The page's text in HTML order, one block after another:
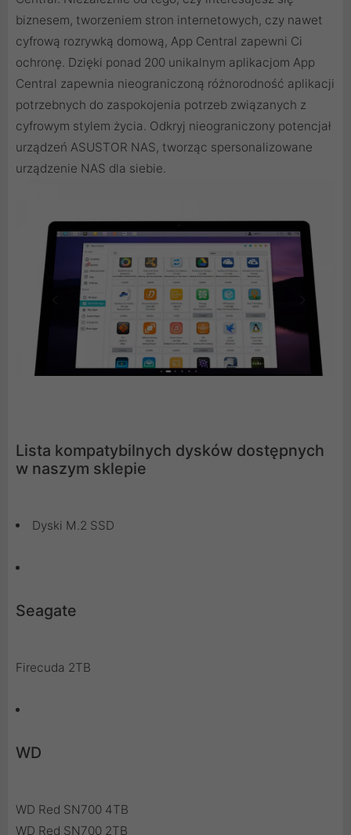
biznesem, tworzeniem stron internetowych, czy nawet
cyfrową rozrywką domową, App Central zapewni Ci
ochronę. Dzięki ponad 200 unikalnym aplikacjom App
Central zapewnia nieograniczoną różnorodność aplikacji
potrzebnych do zaspokojenia potrzeb związanych z
cyfrowym stylem życia. Odkryj nieograniczony potencjał
urządzeń ASUSTOR NAS, tworząc spersonalizowane
urządzenie NAS dla siebie.
Lista kompatybilnych dysków dostępnych
w naszym sklepie
Dyski M.2 SSD
Seagate
Firecuda 2TB
WD
WD Red SN700 4TB
WD Red SN700 2TB